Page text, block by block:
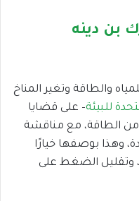
والطاقة وتغير المناخ
للبيئة– على قضايا
وأمن الطاقة، مع مناقشة
وهذا بوصفها خيارًا
وتقليل الضغط على